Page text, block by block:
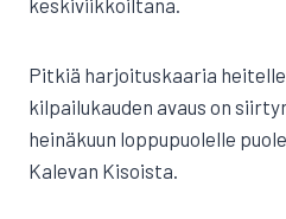
keskiviikkoiltana.
Pitkiä harjoituskaaria
kilpailukauden avaus on
heinäkuun loppupuolelle
Kalevan Kisoista.